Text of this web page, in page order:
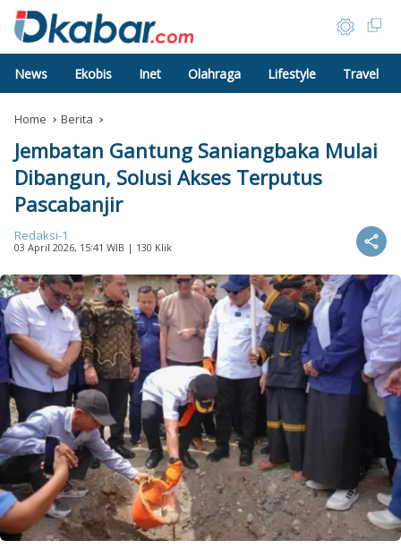
News Ekobis Inet Olahraga Lifestyle Travel
Home Berita
Jembatan Gantung Saniangbaka Mulai
Dibangun, Solusi Akses Terputus
Pascabanjir
Redaksi-1
03 April 2026, 15:41 WIB | 130 Klik